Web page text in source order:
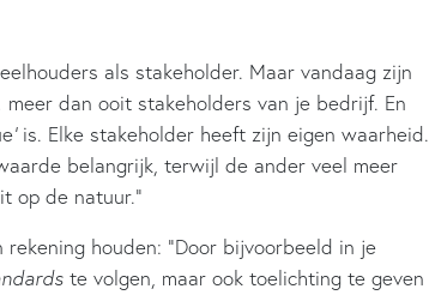
als stakeholder. Maar vandaag zijn
dan ooit stakeholders van je bedrijf. En
’is. Elke stakeholder heeft zijn eigen waarheid.
belangrijk, terwijl de ander veel meer
op de natuur.”
houden: “Door bijvoorbeeld in je
te volgen, maar ook toelichting te geven